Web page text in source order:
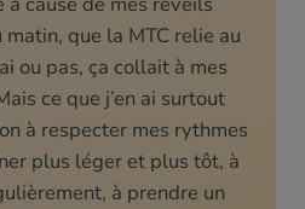
que la MTC relie au
ou pas, ça collait à mes
ce que j’en ai surtout
à respecter mes rythmes
plus léger et plus tôt, à
à prendre un